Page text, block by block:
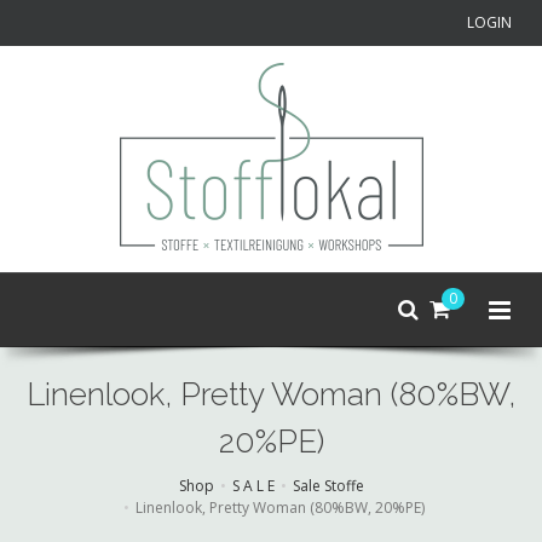
LOGIN
0
Linenlook, Pretty Woman (80%BW,
20%PE)
Shop S A L E
Sale Stoffe
Linenlook, Pretty Woman (80%BW, 20%PE)